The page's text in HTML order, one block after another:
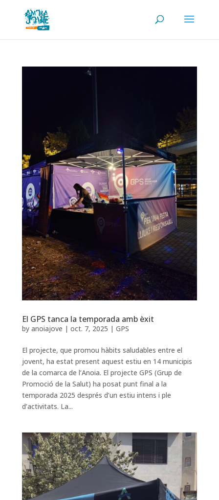
El GPS tanca la temporada amb èxit
by anoiajove | oct. 7, 2025 | GPS
El projecte, que promou hàbits saludables entre el
jovent, ha estat present aquest estiu en 14 municipis
de la comarca de l’Anoia. El projecte GPS (Grup de
Promoció de la Salut) ha posat punt final a la
temporada 2025 després d’un estiu intens i ple
d’activitats. La...